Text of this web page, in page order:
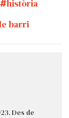
història
barri
Des de